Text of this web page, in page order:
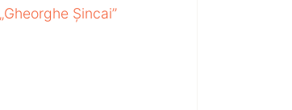
Șincai”